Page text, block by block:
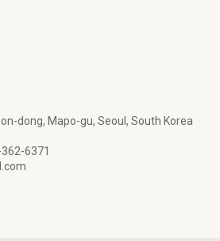
dong, Mapo-gu, Seoul, South Korea
6371